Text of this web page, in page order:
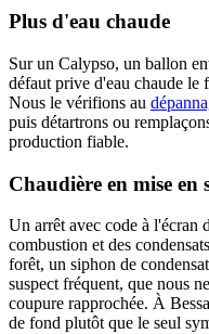
Plus d'eau chaude
Sur un Calypso, un ballon
défaut prive d'eau chaude le
Nous le vérifions au
puis détartrons ou
production fiable.
Chaudière en mise en
Un arrêt avec code à l'écran
combustion et des
forêt, un siphon de
suspect fréquent, que nous
coupure rapprochée. À
de fond plutôt que le seul